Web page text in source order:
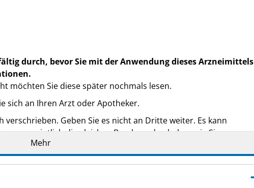
durch, bevor Sie mit der Anwendung dieses Arzneimittels
möchten Sie diese später nochmals lesen.
sich an Ihren Arzt oder Apotheker.
Geben Sie es nicht an Dritte weiter. Es kann
vermeintlich die gleichen Beschwerden haben wie Sie.
angegeben sind. Siehe Abschnitt 4.
Mehr